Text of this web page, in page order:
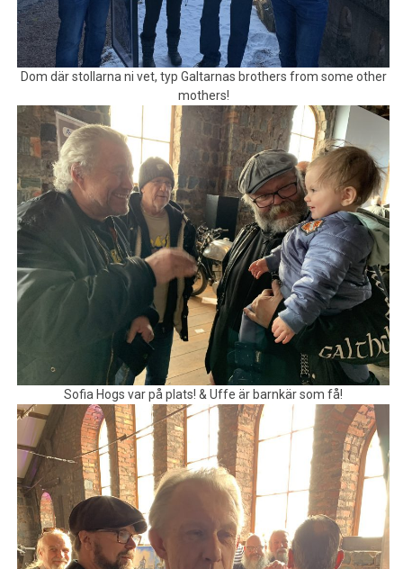
Dom där stollarna ni vet, typ Galtarnas brothers from some other
mothers!
Sofia Hogs var på plats! & Uffe är barnkär som få!